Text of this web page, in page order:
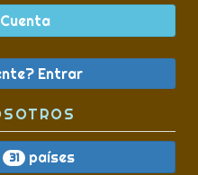
Entrar
31 países